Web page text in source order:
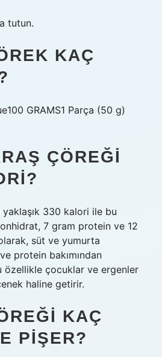
tutun.
KAÇ
GRAMS1 Parça (50 g)
ÇÖREĞI
330 kalori ile bu
7 gram protein ve 12
süt ve yumurta
protein bakımından
özellikle çocuklar ve ergenler
haline getirir.
KAÇ
PIŞER?